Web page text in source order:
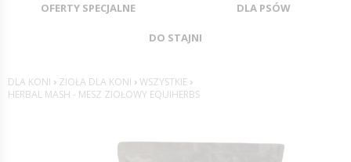
OFERTY SPECJALNE DLA PSÓW
DO STAJNI
DLA KONI › ZIOŁA DLA KONI ›WSZYSTKIE ›
HERBAL MASH - MESZ ZIOŁOWY EQUIHERBS